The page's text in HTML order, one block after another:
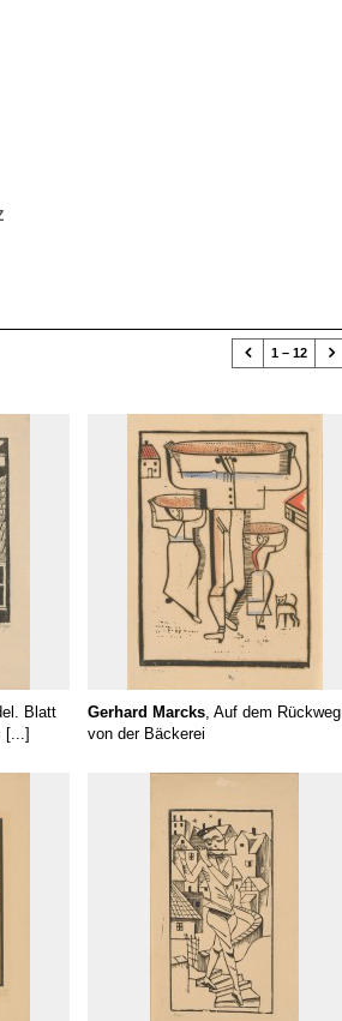
 1 – 12 
Blatt
[...]
Gerhard Marcks, Auf dem Rückweg
von der Bäckerei